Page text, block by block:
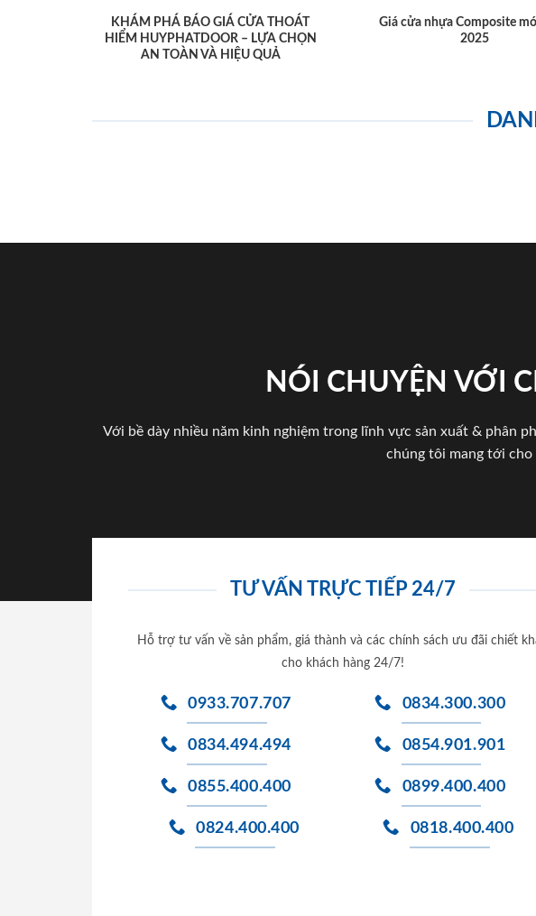
KHÁM PHÁ BÁO GIÁ CỬA THOÁT
HIỂM HUYPHATDOOR – LỰA CHỌN
AN TOÀN VÀ HIỆU QUẢ
Giá cửa nhựa Composite
2025
NÓI CHUYỆN VỚI
Với bề dày nhiều năm kinh nghiệm trong lĩnh vực sản xuất & phân
chúng tôi mang tới cho
TƯ VẤN TRỰC TIẾP 24/7
Hỗ trợ tư vấn về sản phẩm, giá thành và các chính sách ưu đãi chiết
cho khách hàng 24/7!
0933.707.707
0834.494.494
0855.400.400
0824.400.400
0834.300.300
0854.901.901
0899.400.400
0818.400.400